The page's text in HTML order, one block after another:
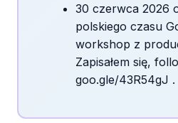
30 czerwca 2026
polskiego czasu
workshop z
Zapisałem się,
goo.gle/43R54gJ .